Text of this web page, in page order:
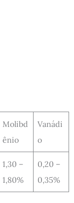
Molibd
ênio
Vanádi
o
1,30 –
1,80%
0,20 –
0,35%